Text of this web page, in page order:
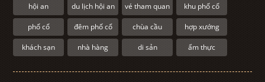
hội an du lịch hội an vé tham quan khu phố cổ
phố cổ đêm phố cổ chùa cầu hợp xướng
khách sạn nhà hàng di sản ẩm thực